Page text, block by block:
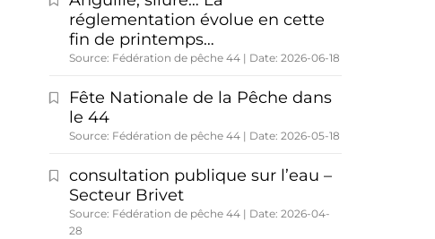
réglementation évolue en cette
fin de printemps…
Source: Fédération de pêche 44 Date: 2026-06-18
Fête Nationale de la Pêche dans
le 44
Source: Fédération de pêche 44 Date: 2026-05-18
consultation publique sur l’eau –
Secteur Brivet
Source: Fédération de pêche 44
Date: 2026-04-
28